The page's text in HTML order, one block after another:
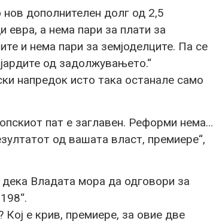
дополнителен долг од 2,5
евра, а нема пари за плати за
и нема пари за земјоделците. Па се
од задолжувањето.“
напредок исто така останале само
пат е заглавен. Реформи нема…
од вашата власт, премиере“,
Владата мора да одговори за
Кој е крив, премиере, за овие две